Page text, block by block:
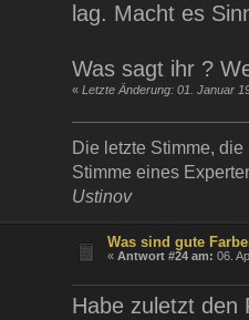
lag. Macht es
Was sagt ihr ?
« Letzte Änderung: 01. Januar
Die letzte Stimme,
Stimme eines
Ustinov
Was sind gute
«Antwort #24 am: 06.
Habe zuletzt den